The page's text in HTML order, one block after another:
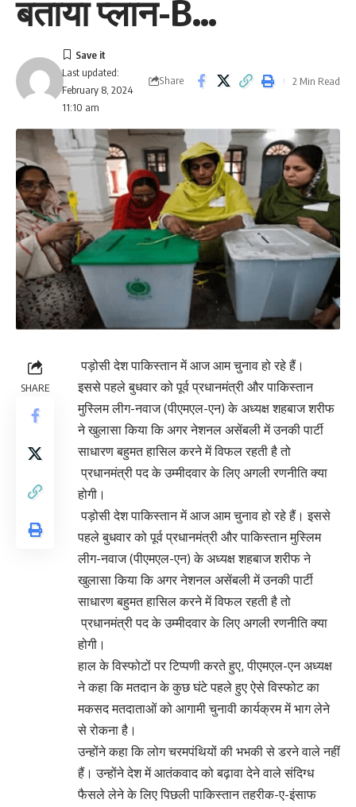
बताया प्लान-B…
Last updated:
February 8, 2024
11:10 am
Share 2 Min Read
SHARE
पड़ोसी देश पाकिस्तान में आज आम चुनाव हो रहे हैं।
इससे पहले बुधवार को पूर्व प्रधानमंत्री और पाकिस्तान
मुस्लिम लीग-नवाज (पीएमएल-एन) के अध्यक्ष शहबाज शरीफ
ने खुलासा किया कि अगर नेशनल असेंबली में उनकी पार्टी
साधारण बहुमत हासिल करने में विफल रहती है तो
प्रधानमंत्री पद के उम्मीदवार के लिए अगली रणनीति क्या
होगी।
पड़ोसी देश पाकिस्तान में आज आम चुनाव हो रहे हैं। इससे
पहले बुधवार को पूर्व प्रधानमंत्री और पाकिस्तान मुस्लिम
लीग-नवाज (पीएमएल-एन) के अध्यक्ष शहबाज शरीफ ने
खुलासा किया कि अगर नेशनल असेंबली में उनकी पार्टी
साधारण बहुमत हासिल करने में विफल रहती है तो
प्रधानमंत्री पद के उम्मीदवार के लिए अगली रणनीति क्या
होगी।
हाल के विस्फोटों पर टिप्पणी करते हुए, पीएमएल-एन अध्यक्ष
ने कहा कि मतदान के कुछ घंटे पहले हुए ऐसे विस्फोट का
मकसद मतदाताओं को आगामी चुनावी कार्यक्रम में भाग लेने
से रोकना है।
उन्होंने कहा कि लोग चरमपंथियों की भभकी से डरने वाले नहीं
हैं। उन्होंने देश में आतंकवाद को बढ़ावा देने वाले संदिग्ध
फैसले लेने के लिए पिछली पाकिस्तान तहरीक-ए-इंसाफ